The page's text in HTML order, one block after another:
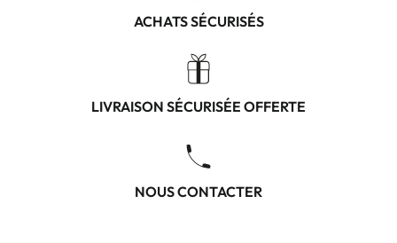
ACHATS SÉCURISÉS
LIVRAISON SÉCURISÉE OFFERTE
NOUS CONTACTER